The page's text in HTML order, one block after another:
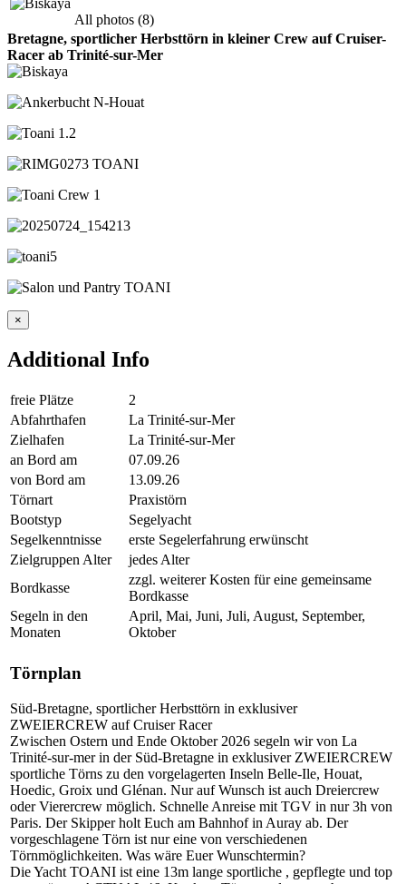
All photos (8)
Bretagne, sportlicher Herbsttörn in kleiner Crew auf Cruiser-
Racer ab Trinité-sur-Mer
×
Additional Info
freie Plätze
2
Abfahrthafen
La Trinité-sur-Mer
Zielhafen
La Trinité-sur-Mer
an Bord am
07.09.26
von Bord am
13.09.26
Törnart
Praxistörn
Bootstyp
Segelyacht
Segelkenntnisse
erste Segelerfahrung erwünscht
Zielgruppen Alter
jedes Alter
Bordkasse
zzgl. weiterer Kosten für eine gemeinsame
Bordkasse
Segeln in den
Monaten
April, Mai, Juni, Juli, August, September,
Oktober
Törnplan
Süd-Bretagne, sportlicher Herbsttörn in exklusiver
ZWEIERCREW auf Cruiser Racer
Zwischen Ostern und Ende Oktober 2026 segeln wir von La
Trinité-sur-mer in der Süd-Bretagne in exklusiver ZWEIERCREW
sportliche Törns zu den vorgelagerten Inseln Belle-Ile, Houat,
Hoedic, Groix und Glénan. Nur auf Wunsch ist auch Dreiercrew
oder Vierercrew möglich. Schnelle Anreise mit TGV in nur 3h von
Paris. Der Skipper holt Euch am Bahnhof in Auray ab. Der
vorgeschlagene Törn ist nur eine von verschiedenen
Törnmöglichkeiten. Was wäre Euer Wunschtermin?
Die Yacht TOANI ist eine 13m lange sportliche , gepflegte und top